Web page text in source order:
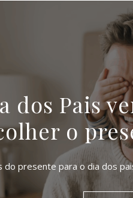
dos Pais
o
do presente para o dia dos